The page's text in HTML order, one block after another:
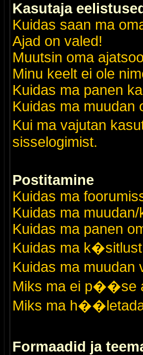
Kasutaja
Kuidas saan ma
Ajad on valed!
Muutsin oma
Minu keelt ei ole
Kuidas ma panen
Kuidas ma muudan
Kui ma vajutan
sisselogimist.
Postitamine
Kuidas ma
Kuidas ma
Kuidas ma panen
Kuidas ma
Kuidas ma
Miks ma ei p��se
Miks ma
Formaadid ja